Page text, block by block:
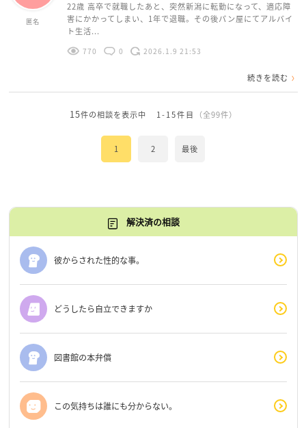
匿名
22歳 高卒で就職したあと、突然新潟に転勤になって、適応障
害にかかってしまい、1年で退職。その後パン屋にてアルバイ
ト生活...
770 0 2026.1.9 21:53
続きを読む
15件の相談を表示中 1-15件目 （全99件）
1 2 最後
解決済の相談
彼からされた性的な事。
どうしたら自立できますか
図書館の本弁償
この気持ちは誰にも分からない。